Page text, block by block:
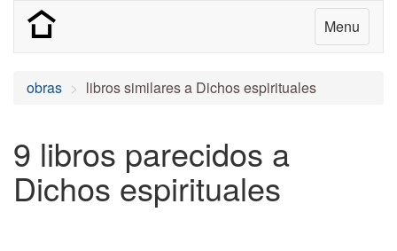
Menu
obras libros similares a Dichos espirituales
9 libros parecidos a
Dichos espirituales